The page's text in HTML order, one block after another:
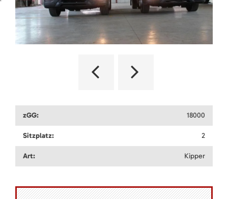
zGG: 18000
Sitzplatz: 2
Art: Kipper